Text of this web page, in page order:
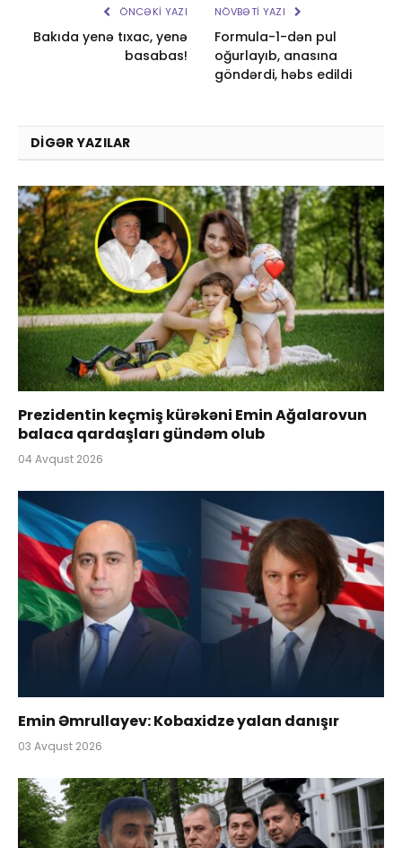
ÖNCƏKI YAZI
Bakıda yenə tıxac, yenə
basabas!
NÖVBƏTI YAZI
Formula-1-dən pul
oğurlayıb, anasına
göndərdi, həbs edildi
DIGƏR YAZILAR
Prezidentin keçmiş kürəkəni Emin Ağalarovun
balaca qardaşları gündəm olub
04 Avqust 2026
Emin Əmrullayev: Kobaxidze yalan danışır
03 Avqust 2026